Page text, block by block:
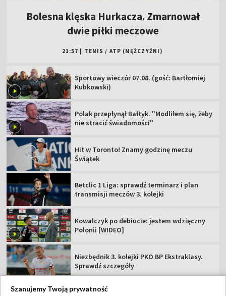
Bolesna klęska Hurkacza. Zmarnował
dwie piłki meczowe
21:57 TENIS / ATP (MĘŻCZYŹNI)
Sportowy wieczór 07.08. (gość: Bartłomiej
Kubkowski)
Polak przepłynął Bałtyk. "Modliłem się, żeby
nie stracić świadomości"
Hit w Toronto! Znamy godzinę meczu
Świątek
Betclic 1 Liga: sprawdź terminarz i plan
transmisji meczów 3. kolejki
Kowalczyk po debiucie: jestem wdzięczny
Polonii [WIDEO]
Niezbędnik 3. kolejki PKO BP Ekstraklasy.
Sprawdź szczegóły
Szanujemy Twoją prywatność